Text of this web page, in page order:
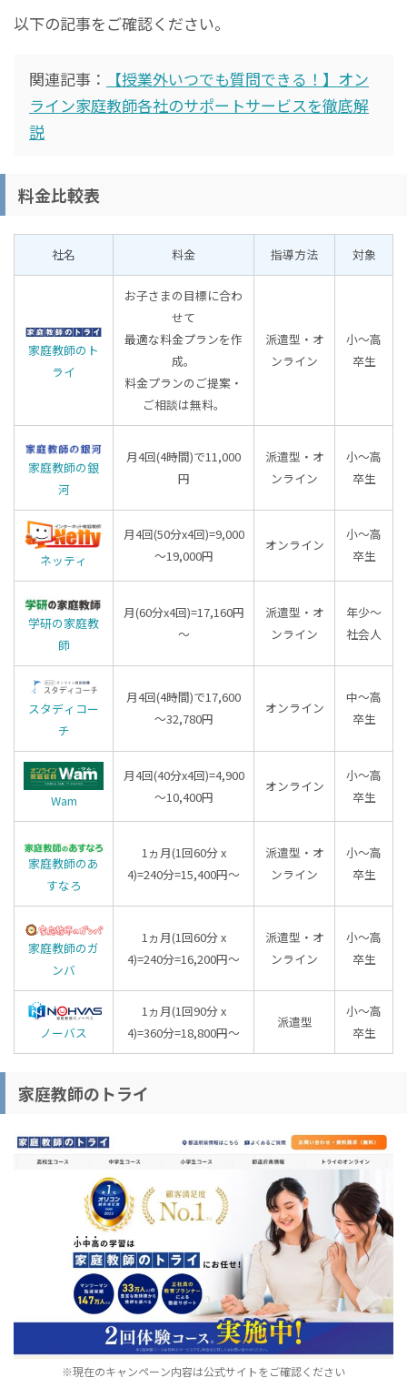
以下の記事をご確認ください。
関連記事：
【授業外いつでも質問できる！】オン
ライン家庭教師各社のサポートサービスを徹底解
説
料金比較表
社名 料金 指導方法 対象
家庭教師のト
ライ
お子さまの目標に合わ
せて
最適な料金プランを作
成。
料金プランのご提案・
ご相談は無料。
派遣型・オ
ンライン
小～高
卒生
家庭教師の銀
河
月4回(4時間)で11,000
円
派遣型・オ
ンライン
小～高
卒生
ネッティ
月4回(50分x4回)=9,000
～19,000円
オンライン
小～高
卒生
学研の家庭教
師
月(60分x4回)=17,160円
～
派遣型・オ
ンライン
年少〜
社会人
スタディコー
チ
月4回(4時間)で17,600
～32,780円
オンライン
中～高
卒生
Wam
月4回(40分x4回)=4,900
～10,400円
オンライン
小～高
卒生
家庭教師のあ
すなろ
1ヵ月(1回60分 x
4)=240分=15,400円～
派遣型・オ
ンライン
小～高
卒生
家庭教師のガ
ンバ
1ヵ月(1回60分 x
4)=240分=16,200円～
派遣型・オ
ンライン
小～高
卒生
ノーバス
1ヵ月(1回90分 x
4)=360分=18,800円～
派遣型
小～高
卒生
家庭教師のトライ
※現在のキャンペーン内容は公式サイトをご確認ください